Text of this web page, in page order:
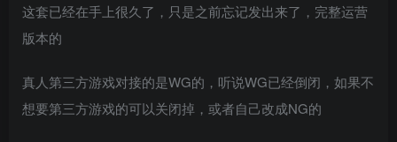
这套已经在手上很久了，只是之前忘记发出来了，完整运营
版本的
真人第三方游戏对接的是WG的，听说WG已经倒闭，如果不
想要第三方游戏的可以关闭掉，或者自己改成NG的